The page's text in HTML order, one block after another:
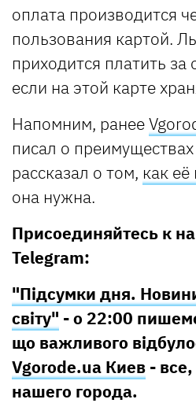
оплата производится
пользования картой.
приходится платить
если на этой карте
Напомним, ранее
писал о
рассказал о том, как её
она нужна.
Присоединяйтесь к
Telegram:
"Підсумки дня.
світу" - о 22:00
що важливого
Vgorode.ua Киев -
нашего города.